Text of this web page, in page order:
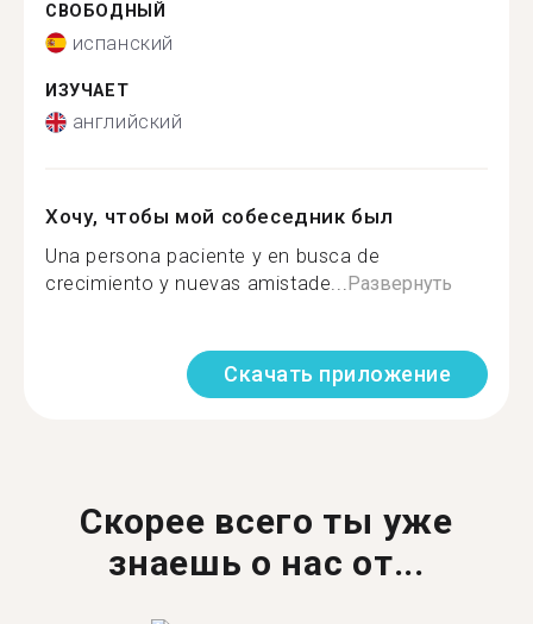
СВОБОДНЫЙ
испанский
ИЗУЧАЕТ
английский
Хочу, чтобы мой собеседник был
Una persona paciente y en busca de
crecimiento y nuevas amistade...Развернуть
Скачать приложение
Скорее всего ты уже
знаешь о нас от...